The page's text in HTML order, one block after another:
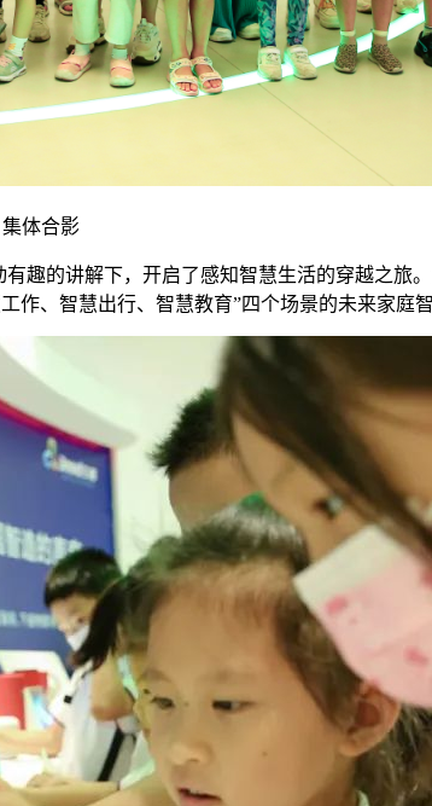
集体合影
的讲解下，开启了感知智慧生活的穿越之旅
作、智慧出行、智慧教育”四个场景的未来家庭